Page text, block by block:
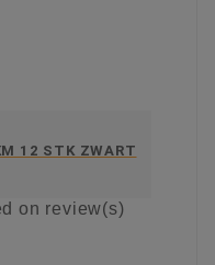
12 STK ZWART
on review(s)